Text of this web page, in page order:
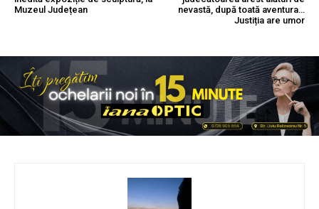
Muzeul Județean
nevastă, după toată aventura…
Justiția are umor